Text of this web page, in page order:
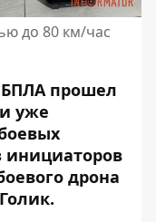
до 80 км/час
прошел
уже
инициаторов
дрона